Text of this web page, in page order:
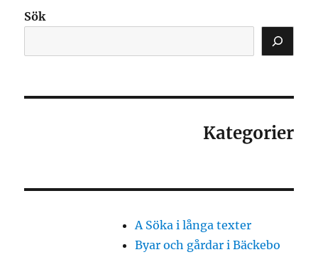
Sök
Kategorier
A Söka i långa texter
Byar och gårdar i Bäckebo